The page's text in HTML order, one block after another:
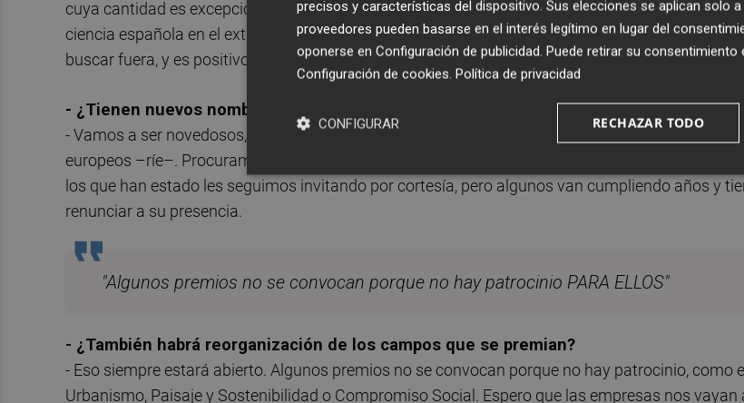
cuya cantidad es excepcional, pero queremos que el resto de miembros sean personas que
ciencia española en el extranjero. Los premiados no pueden ser jurados, por lo que al final
buscar fuera, y es positivo traer a un alemán o a un francés, porque ven lo que se está haciendo
- ¿Tienen nuevos nombres cerrados para 2017?
- Vamos a ser novedosos, habrá cuatro premios Nobel inéditos. No te puedo decir los nombres,
europeos –ríe–. Procuramos buscarlos recientes para que estén al tanto de la vanguardia
los que han estado les seguimos invitando por cortesía, pero algunos van cumpliendo años y
renunciar a su presencia.
"Algunos premios no se convocan porque no hay patrocinio PARA ELLOS"
- ¿También habrá reorganización de los campos que se premian?
- Eso siempre estará abierto. Algunos premios no se convocan porque no hay patrocinio, como
Urbanismo, Paisaje y Sostenibilidad o Compromiso Social. Espero que las empresas nos vayan
precisos y características del dispositivo. Sus elecciones se aplican solo
proveedores pueden basarse en el interés legítimo en lugar del
oponerse en Configuración de publicidad. Puede retirar su consentimiento
Configuración de cookies. Política de privacidad
RECHAZAR TODO
CONFIGURAR